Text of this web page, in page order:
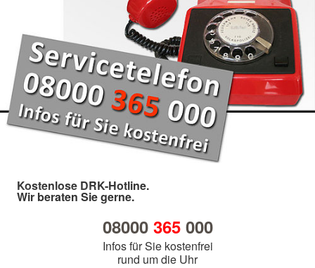
Kostenlose DRK-Hotline.
Wir beraten Sie gerne.
08000 365000
Infos für Sie kostenfrei
rund um die Uhr